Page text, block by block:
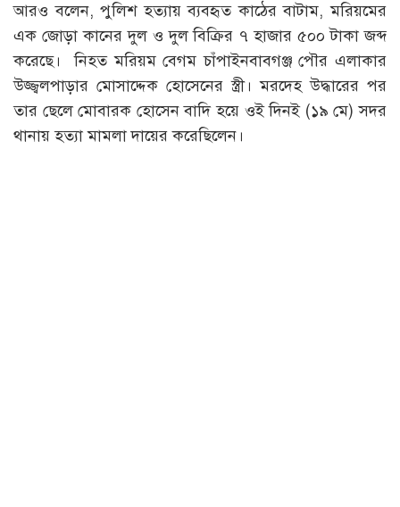
আরও বলেন, পুলিশ হত্যায় ব্যবহৃত কাঠের বাটাম, মরিয়মের
এক জোড়া কানের দুল ও দুল বিক্রির ৭ হাজার ৫০০ টাকা জব্দ
করেছে। নিহত মরিয়ম বেগম চাঁপাইনবাবগঞ্জ পৌর এলাকার
উজ্জ্বলপাড়ার মোসাদ্দেক হোসেনের স্ত্রী। মরদেহ উদ্ধারের পর
তার ছেলে মোবারক হোসেন বাদি হয়ে ওই দিনই (১৯ মে) সদর
থানায় হত্যা মামলা দায়ের করেছিলেন।